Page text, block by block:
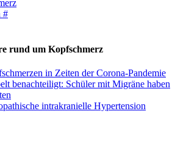
#
rund um Kopfschmerz
in Zeiten der Corona-Pandemie
benachteiligt: Schüler mit Migräne haben
intrakranielle Hypertension